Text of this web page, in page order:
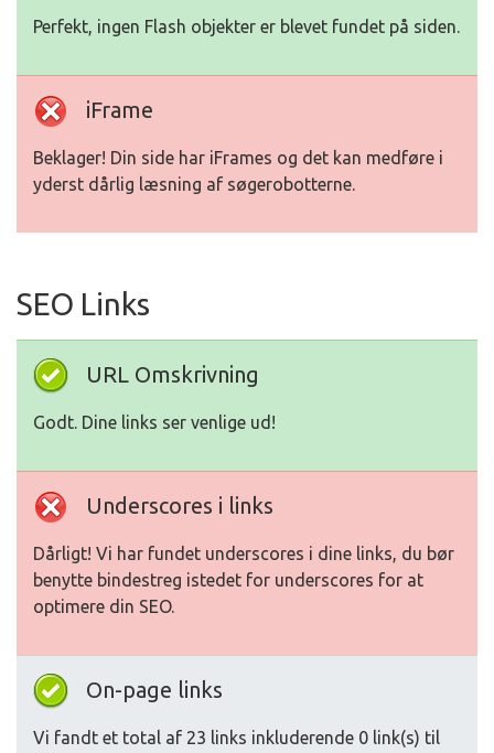
Perfekt, ingen Flash objekter er blevet fundet på siden.
iFrame
Beklager! Din side har iFrames og det kan medføre i
yderst dårlig læsning af søgerobotterne.
SEO Links
URL Omskrivning
Godt. Dine links ser venlige ud!
Underscores i links
Dårligt! Vi har fundet underscores i dine links, du bør
benytte bindestreg istedet for underscores for at
optimere din SEO.
On-page links
Vi fandt et total af 23 links inkluderende 0 link(s) til